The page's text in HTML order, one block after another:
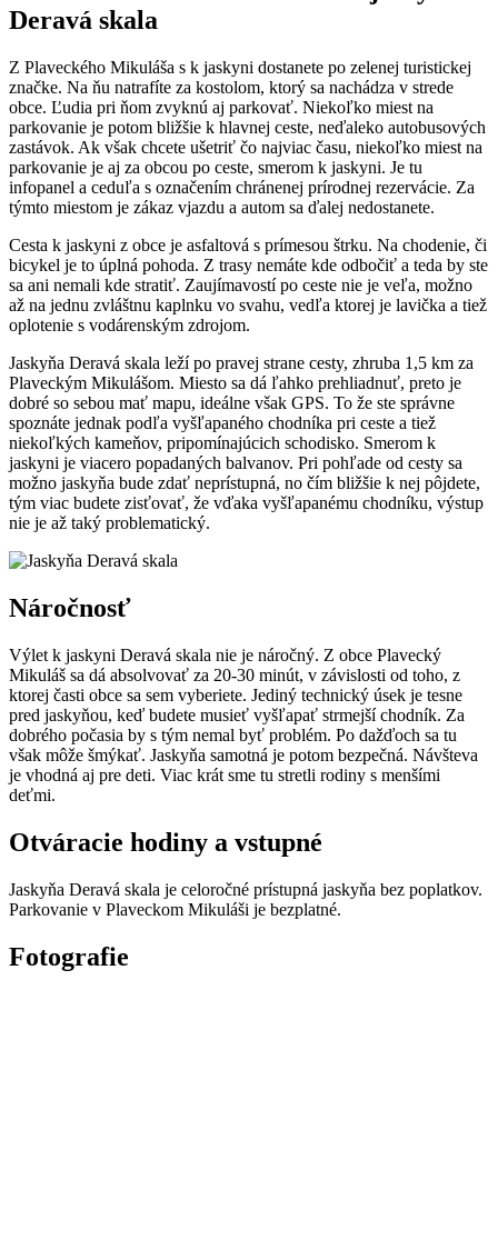
Deravá skala
Z Plaveckého Mikuláša s k jaskyni dostanete po zelenej turistickej
značke. Na ňu natrafíte za kostolom, ktorý sa nachádza v strede
obce. Ľudia pri ňom zvyknú aj parkovať. Niekoľko miest na
parkovanie je potom bližšie k hlavnej ceste, neďaleko autobusových
zastávok. Ak však chcete ušetriť čo najviac času, niekoľko miest na
parkovanie je aj za obcou po ceste, smerom k jaskyni. Je tu
infopanel a ceduľa s označením chránenej prírodnej rezervácie. Za
týmto miestom je zákaz vjazdu a autom sa ďalej nedostanete.
Cesta k jaskyni z obce je asfaltová s prímesou štrku. Na chodenie, či
bicykel je to úplná pohoda. Z trasy nemáte kde odbočiť a teda by ste
sa ani nemali kde stratiť. Zaujímavostí po ceste nie je veľa, možno
až na jednu zvláštnu kaplnku vo svahu, vedľa ktorej je lavička a tiež
oplotenie s vodárenským zdrojom.
Jaskyňa Deravá skala leží po pravej strane cesty, zhruba 1,5 km za
Plaveckým Mikulášom. Miesto sa dá ľahko prehliadnuť, preto je
dobré so sebou mať mapu, ideálne však GPS. To že ste správne
spoznáte jednak podľa vyšľapaného chodníka pri ceste a tiež
niekoľkých kameňov, pripomínajúcich schodisko. Smerom k
jaskyni je viacero popadaných balvanov. Pri pohľade od cesty sa
možno jaskyňa bude zdať neprístupná, no čím bližšie k nej pôjdete,
tým viac budete zisťovať, že vďaka vyšľapanému chodníku, výstup
nie je až taký problematický.
Náročnosť
Výlet k jaskyni Deravá skala nie je náročný. Z obce Plavecký
Mikuláš sa dá absolvovať za 20-30 minút, v závislosti od toho, z
ktorej časti obce sa sem vyberiete. Jediný technický úsek je tesne
pred jaskyňou, keď budete musieť vyšľapať strmejší chodník. Za
dobrého počasia by s tým nemal byť problém. Po dažďoch sa tu
však môže šmýkať. Jaskyňa samotná je potom bezpečná. Návšteva
je vhodná aj pre deti. Viac krát sme tu stretli rodiny s menšími
deťmi.
Otváracie hodiny a vstupné
Jaskyňa Deravá skala je celoročné prístupná jaskyňa bez poplatkov.
Parkovanie v Plaveckom Mikuláši je bezplatné.
Fotografie